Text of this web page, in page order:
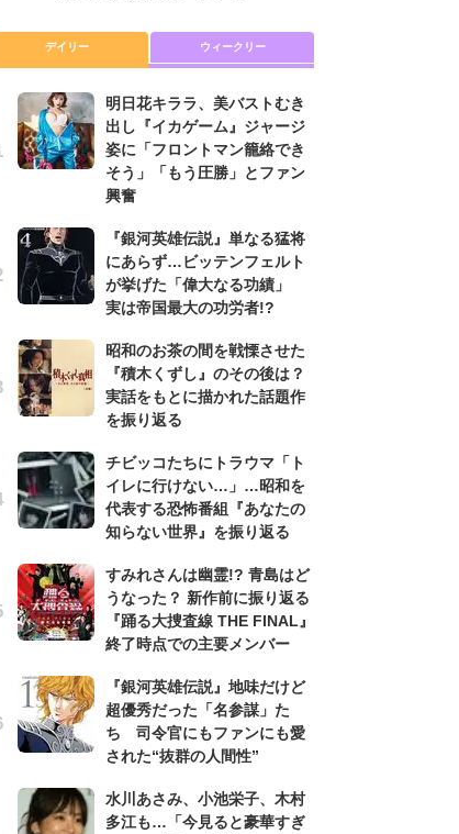
デイリー ウィークリー
明日花キララ、美バストむき
出し『イカゲーム』ジャージ
姿に「フロントマン籠絡でき
そう」「もう圧勝」とファン
興奮
『銀河英雄伝説』単なる猛将
にあらず…ビッテンフェルト
が挙げた「偉大なる功績」
実は帝国最大の功労者!?
昭和のお茶の間を戦慄させた
『積木くずし』のその後は？
実話をもとに描かれた話題作
を振り返る
チビッコたちにトラウマ「ト
イレに行けない…」…昭和を
代表する恐怖番組『あなたの
知らない世界』を振り返る
すみれさんは幽霊!? 青島はど
うなった？ 新作前に振り返る
『踊る大捜査線 THE FINAL』
終了時点での主要メンバー
『銀河英雄伝説』地味だけど
超優秀だった「名参謀」た
ち 司令官にもファンにも愛
された“抜群の人間性”
水川あさみ、小池栄子、木村
多江も…「今見ると豪華すぎ